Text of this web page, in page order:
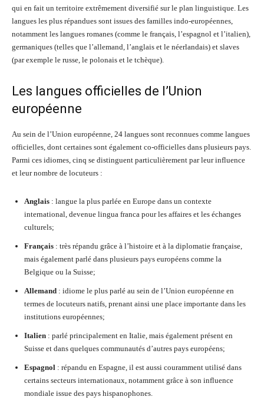
qui en fait un territoire extrêmement diversifié sur le plan linguistique. Les
langues les plus répandues sont issues des familles indo-européennes,
notamment les langues romanes (comme le français, l’espagnol et l’italien),
germaniques (telles que l’allemand, l’anglais et le néerlandais) et slaves
(par exemple le russe, le polonais et le tchèque).
Les langues officielles de l’Union
européenne
Au sein de l’Union européenne, 24 langues sont reconnues comme langues
officielles, dont certaines sont également co-officielles dans plusieurs pays.
Parmi ces idiomes, cinq se distinguent particulièrement par leur influence
et leur nombre de locuteurs :
Anglais : langue la plus parlée en Europe dans un contexte
international, devenue lingua franca pour les affaires et les échanges
culturels;
Français : très répandu grâce à l’histoire et à la diplomatie française,
mais également parlé dans plusieurs pays européens comme la
Belgique ou la Suisse;
Allemand : idiome le plus parlé au sein de l’Union européenne en
termes de locuteurs natifs, prenant ainsi une place importante dans les
institutions européennes;
Italien : parlé principalement en Italie, mais également présent en
Suisse et dans quelques communautés d’autres pays européens;
Espagnol : répandu en Espagne, il est aussi couramment utilisé dans
certains secteurs internationaux, notamment grâce à son influence
mondiale issue des pays hispanophones.